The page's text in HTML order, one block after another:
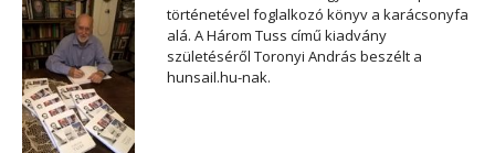
történetével foglalkozó könyv a karácsonyfa
alá. A Három Tuss című kiadvány
születéséről Toronyi András beszélt a
hunsail.hu-nak.